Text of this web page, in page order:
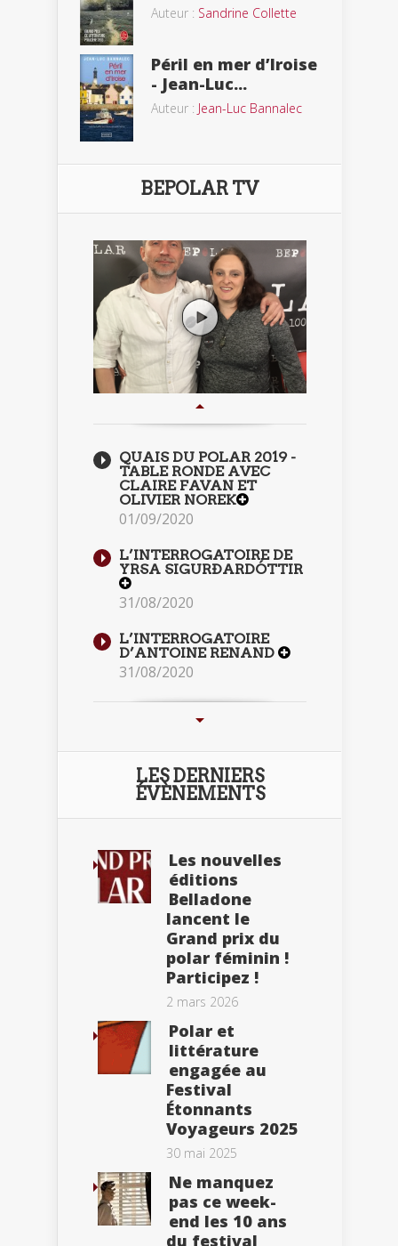
Auteur : Sandrine Collette
Péril en mer d’Iroise
- Jean-Luc...
Auteur : Jean-Luc Bannalec
BEPOLAR TV
QUAIS DU POLAR 2019 -
TABLE RONDE AVEC
CLAIRE FAVAN ET
OLIVIER NOREK
01/09/2020
L’INTERROGATOIRE DE
YRSA SIGURÐARDÓTTIR
31/08/2020
L’INTERROGATOIRE
D’ANTOINE RENAND
31/08/2020
LES DERNIERS
ÉVÈNEMENTS
Les nouvelles
éditions
Belladone
lancent le
Grand prix du
polar féminin !
Participez !
2 mars 2026
Polar et
littérature
engagée au
Festival
Étonnants
Voyageurs 2025
30 mai 2025
Ne manquez
pas ce week-
end les 10 ans
du festival